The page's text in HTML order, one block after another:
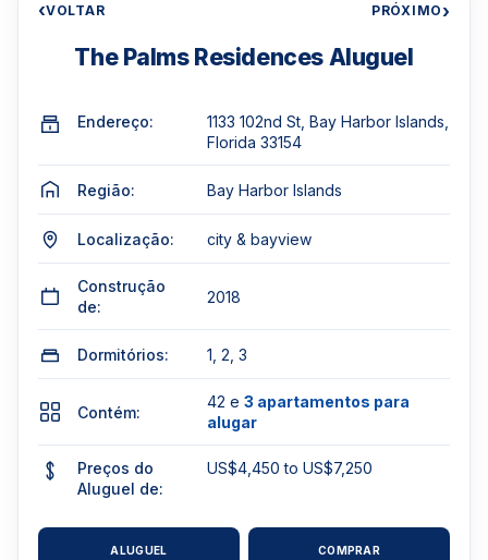
‹VOLTAR PRÓXIMO›
The Palms Residences Aluguel
Endereço:
1133 102nd St, Bay Harbor Islands,
Florida 33154
Região: Bay Harbor Islands
Localização: city & bayview
Construção
de:
2018
Dormitórios: 1, 2, 3
Contém:
42 e 3 apartamentos para
alugar
Preços do
Aluguel de:
US$4,450 to US$7,250
ALUGUEL COMPRAR